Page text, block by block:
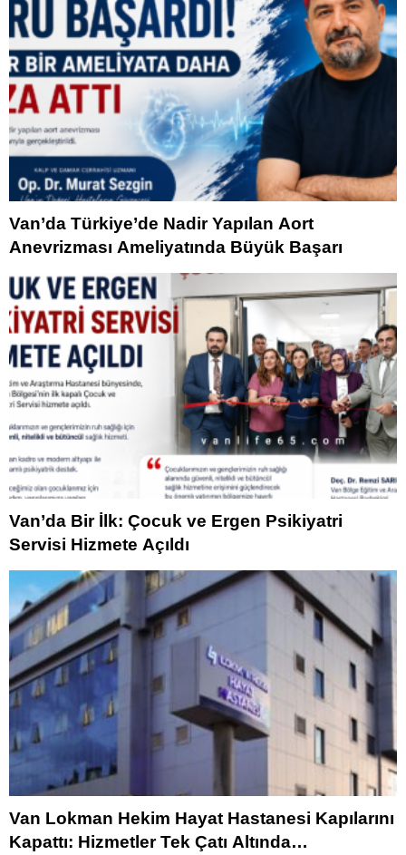
Van’da Türkiye’de Nadir Yapılan Aort
Anevrizması Ameliyatında Büyük Başarı
Van’da Bir İlk: Çocuk ve Ergen Psikiyatri
Servisi Hizmete Açıldı
Van Lokman Hekim Hayat Hastanesi Kapılarını
Kapattı: Hizmetler Tek Çatı Altında